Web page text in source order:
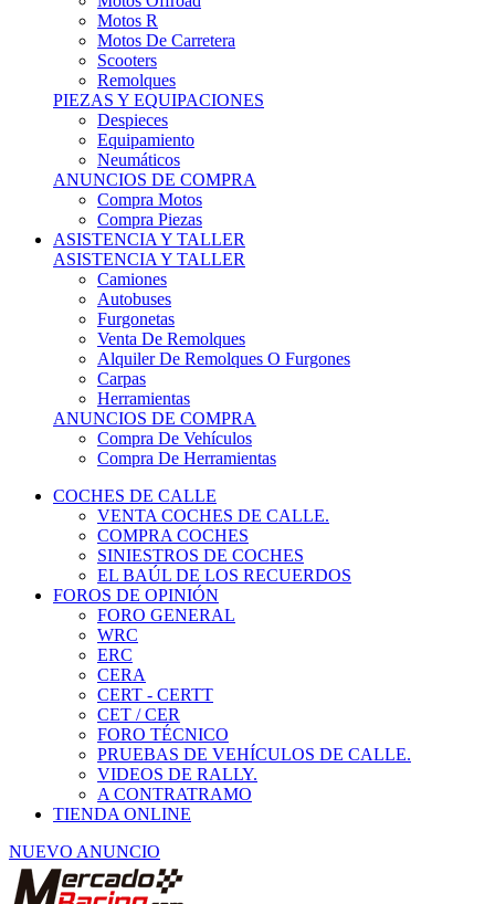
Motos R
Motos De Carretera
Scooters
Remolques
PIEZAS Y EQUIPACIONES
Despieces
Equipamiento
Neumáticos
ANUNCIOS DE COMPRA
Compra Motos
Compra Piezas
ASISTENCIA Y TALLER
ASISTENCIA Y TALLER
Camiones
Autobuses
Furgonetas
Venta De Remolques
Alquiler De Remolques O Furgones
Carpas
Herramientas
ANUNCIOS DE COMPRA
Compra De Vehículos
Compra De Herramientas
COCHES DE CALLE
VENTA COCHES DE CALLE.
COMPRA COCHES
SINIESTROS DE COCHES
EL BAÚL DE LOS RECUERDOS
FOROS DE OPINIÓN
FORO GENERAL
WRC
ERC
CERA
CERT - CERTT
CET / CER
FORO TÉCNICO
PRUEBAS DE VEHÍCULOS DE CALLE.
VIDEOS DE RALLY.
A CONTRATRAMO
TIENDA ONLINE
NUEVO ANUNCIO